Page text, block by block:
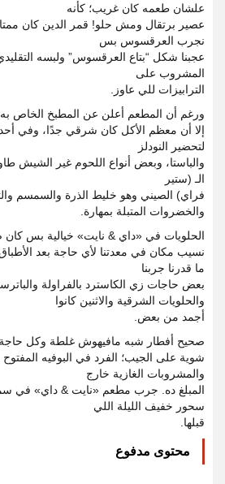
علشان طعمه كان غريب؛ كأنه
عصير برتقال ومش حلو! قمر الدين كان
نجرب العرقسوس بس
عجبنا شكل “بتاع العرقسوس” ولبسه
المشروب على
الترابيزات للي عاوز.
ورغم أن المطعم أعلن عن المطبخ الخاص
إلا أن معظم الأكل كان شرقي جدًا، وفي أحد
لتحضير النودلز
والباستا، وبعض أنواع اللحوم غير الشيش
الـ (ستير
فراي) الصيني وهو خليط الذرة والسمسم
والخضروات المتبلة بمهارة.
الحلويات في «داي & نايت» خيالية بس
نسيب مكان في معدتنا لأي حاجة بعد
ما قدرنا جربنا
والحلويات الشرقية والاثنين كانوا
أجمد من بعض.
صحيح أفطار شبه مافيهوش غلطة وكل
والمشروبات الغازية خارج
المبلغ ده. جرب مطعم «نايت & داي» في
سحور خفيف الليلة اللي
قبلها.
محتوى مدفوع